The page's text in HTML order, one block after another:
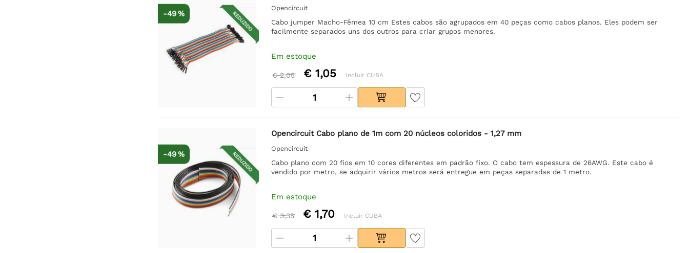
REDUZIDO
-49 %
Opencircuit
Cabo jumper Macho-Fêmea 10 cm Estes cabos são agrupados em 40 peças como cabos planos. Eles podem ser
facilmente separados uns dos outros para criar grupos menores.
Em estoque
€ 2,05 € 1,05 Incluir CUBA
REDUZIDO
-49 %
Opencircuit Cabo plano de 1m com 20 núcleos coloridos - 1,27 mm
Opencircuit
Cabo plano com 20 fios em 10 cores diferentes em padrão fixo. O cabo tem espessura de 26AWG. Este cabo é
vendido por metro, se adquirir vários metros será entregue em peças separadas de 1 metro.
Em estoque
€ 3,35 € 1,70 Incluir CUBA